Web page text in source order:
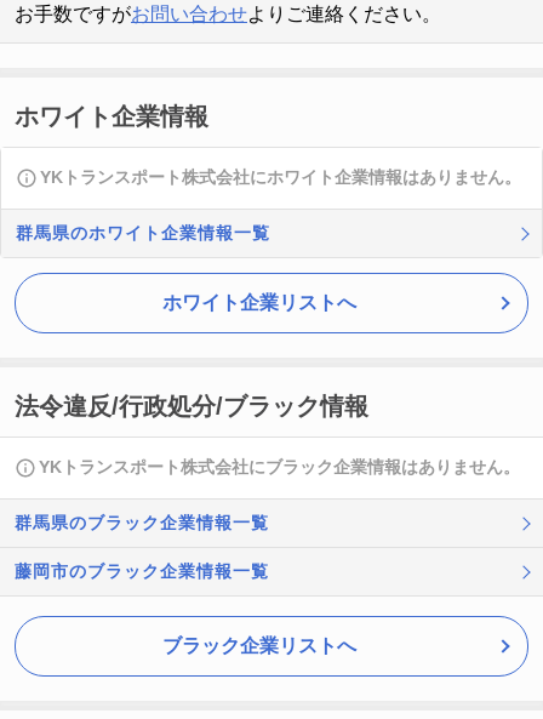
お手数ですがお問い合わせよりご連絡ください。
ホワイト企業情報
YKトランスポート株式会社にホワイト企業情報はありません。
群馬県のホワイト企業情報一覧
ホワイト企業リストへ
法令違反/行政処分/ブラック情報
YKトランスポート株式会社にブラック企業情報はありません。
群馬県のブラック企業情報一覧
藤岡市のブラック企業情報一覧
ブラック企業リストへ